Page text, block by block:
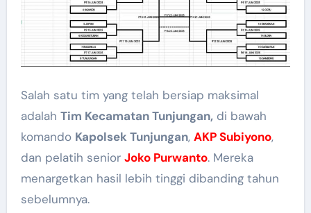
Salah satu tim yang telah bersiap maksimal
adalah Tim Kecamatan Tunjungan,di bawah
komando Kapolsek Tunjungan, AKP Subiyono,
dan pelatih senior Joko Purwanto. Mereka
menargetkan hasil lebih tinggi dibanding tahun
sebelumnya.